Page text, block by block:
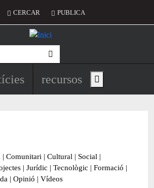
Menú del compte d'usuari
CERCAR PUBLICA
principal de
recursos Show main menu
| Comunitari | Cultural | Social |
| Jurídic | Tecnològic | Formació |
| Opinió | Vídeos